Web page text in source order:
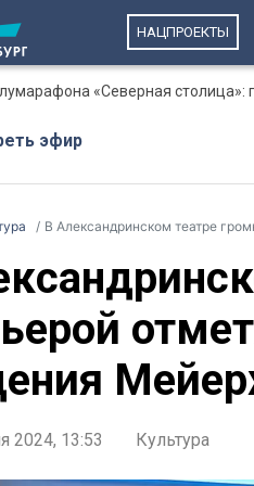
НАЦПРОЕКТЫ
«Северная столица»:
эфир
В Александринском театре
2024, 13:53 Культура